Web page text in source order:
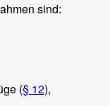
sind:
(§ 12),